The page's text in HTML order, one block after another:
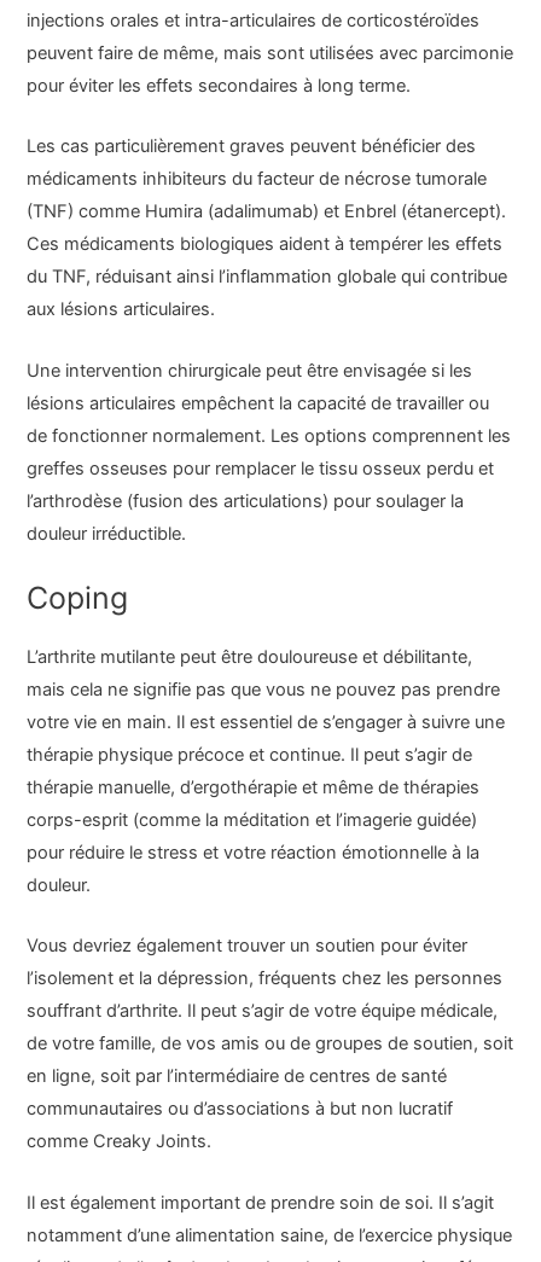
injections orales et intra-articulaires de corticostéroïdes
peuvent faire de même, mais sont utilisées avec parcimonie
pour éviter les effets secondaires à long terme.
Les cas particulièrement graves peuvent bénéficier des
médicaments inhibiteurs du facteur de nécrose tumorale
(TNF) comme Humira (adalimumab) et Enbrel (étanercept).
Ces médicaments biologiques aident à tempérer les effets
du TNF, réduisant ainsi l’inflammation globale qui contribue
aux lésions articulaires.
Une intervention chirurgicale peut être envisagée si les
lésions articulaires empêchent la capacité de travailler ou
de fonctionner normalement. Les options comprennent les
greffes osseuses pour remplacer le tissu osseux perdu et
l’arthrodèse (fusion des articulations) pour soulager la
douleur irréductible.
Coping
L’arthrite mutilante peut être douloureuse et débilitante,
mais cela ne signifie pas que vous ne pouvez pas prendre
votre vie en main. Il est essentiel de s’engager à suivre une
thérapie physique précoce et continue. Il peut s’agir de
thérapie manuelle, d’ergothérapie et même de thérapies
corps-esprit (comme la méditation et l’imagerie guidée)
pour réduire le stress et votre réaction émotionnelle à la
douleur.
Vous devriez également trouver un soutien pour éviter
l’isolement et la dépression, fréquents chez les personnes
souffrant d’arthrite. Il peut s’agir de votre équipe médicale,
de votre famille, de vos amis ou de groupes de soutien, soit
en ligne, soit par l’intermédiaire de centres de santé
communautaires ou d’associations à but non lucratif
comme Creaky Joints.
Il est également important de prendre soin de soi. Il s’agit
notamment d’une alimentation saine, de l’exercice physique